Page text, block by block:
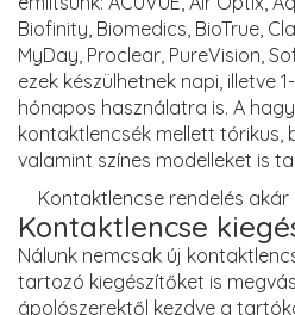
Biofinity, Biomedics, BioTrue,
MyDay, Proclear, PureVision,
ezek készülhetnek napi, illetve
hónapos használatra is. A
kontaktlencsék mellett tórikus,
valamint színes modelleket is
Kontaktlencse rendelés
Kontaktlencse
Nálunk nemcsak új
tartozó kiegészítőket is
ápolószerektől kezdve a